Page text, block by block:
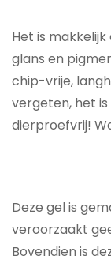
Het is
glans en
chip-vrije,
vergeten, het
dierproefvrij!
Deze gel is
veroorzaakt
Bovendien is